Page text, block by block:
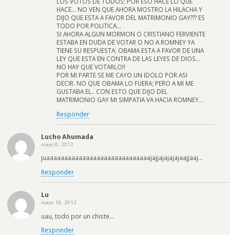
HACE… NO VEN QUE AHORA MOSTRO LA HILACHA Y
DIJO QUE ESTA A FAVOR DEL MATRIMONIO GAY??? ES
TODO POR POLITICA…
SI AHORA ALGUN MORMON O CRISTIANO FERVIENTE
ESTABA EN DUDA DE VOTAR O NO A ROMNEY YA
TIENE SU RESPUESTA; OBAMA ESTA A FAVOR DE UNA
LEY QUE ESTA EN CONTRA DE LAS LEYES DE DIOS…
NO HAY QUE VOTARLO!!
POR MI PARTE SE ME CAYO UN IDOLO POR ASI
DECIR. NO QUE OBAMA LO FUERA; PERO A MI ME
GUSTABA EL.. CON ESTO QUE DIJO DEL
MATRIMONIO GAY MI SIMPATIA VA HACIA ROMNEY…
Responder
Lucho Ahumada
mayo 8, 2012
juaaaaaaaaaaaaaaaaaaaaaaaaaaaaajajjajajajajaajjaaj…
Responder
Lu
mayo 18, 2012
uau, todo por un chiste…
Responder